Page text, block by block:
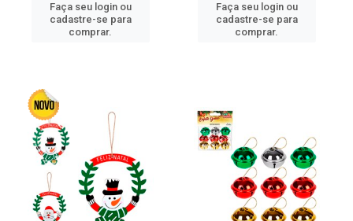
Faça seu login ou
cadastre-se para
comprar.
Faça seu login ou
cadastre-se para
comprar.